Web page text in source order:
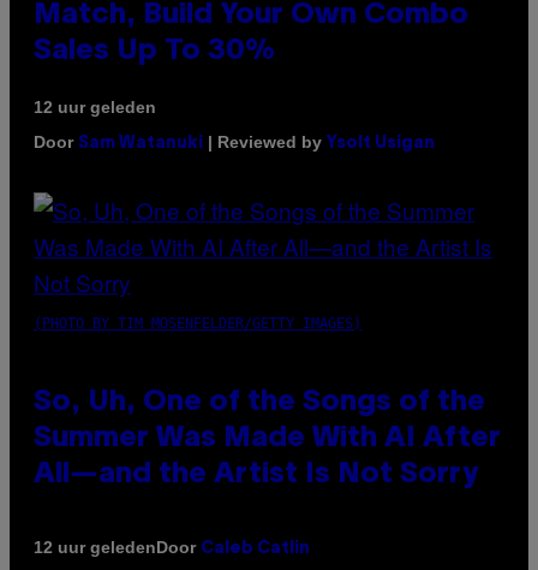
Match, Build Your Own Combo
Sales Up To 30%
12 uur geleden
Door Sam Watanuki | Reviewed by Ysolt Usigan
(PHOTO BY TIM MOSENFELDER/GETTY IMAGES)
So, Uh, One of the Songs of the
Summer Was Made With AI After
All—and the Artist Is Not Sorry
12 uur geledenDoor Caleb Catlin